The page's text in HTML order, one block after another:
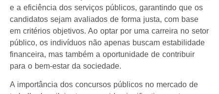
e a eficiência dos serviços públicos, garantindo que os
candidatos sejam avaliados de forma justa, com base
em critérios objetivos. Ao optar por uma carreira no setor
público, os indivíduos não apenas buscam estabilidade
financeira, mas também a oportunidade de contribuir
para o bem-estar da sociedade.
A importância dos concursos públicos no mercado de